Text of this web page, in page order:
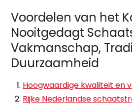
Voordelen van het
Nooitgedagt
Vakmanschap,
Duurzaamheid
Hoogwaardige kwaliteit en
Rijke Nederlandse